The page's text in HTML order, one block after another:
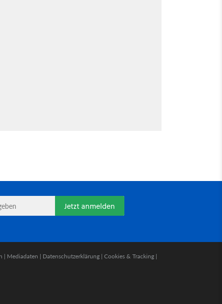
Jetzt anmelden
| Mediadaten | Datenschutzerklärung | Cookies & Tracking |